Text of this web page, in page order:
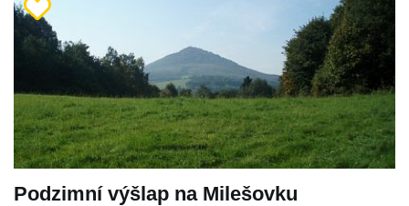
Podzimní výšlap na Milešovku